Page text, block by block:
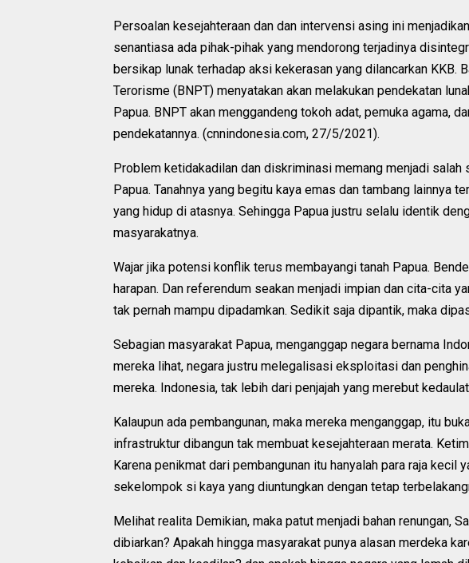
Persoalan kesejahteraan dan dan intervensi asing ini
senantiasa ada pihak-pihak yang mendorong terjadinya
bersikap lunak terhadap aksi kekerasan yang dilancarkan KKB.
Terorisme (BNPT) menyatakan akan melakukan pendekatan
Papua. BNPT akan menggandeng tokoh adat, pemuka agama,
pendekatannya. (cnnindonesia.com, 27/5/2021).
Problem ketidakadilan dan diskriminasi memang menjadi
Papua. Tanahnya yang begitu kaya emas dan tambang lainnya
yang hidup di atasnya. Sehingga Papua justru selalu identik
masyarakatnya.
Wajar jika potensi konflik terus membayangi tanah Papua.
harapan. Dan referendum seakan menjadi impian dan cita-cita
tak pernah mampu dipadamkan. Sedikit saja dipantik, maka
Sebagian masyarakat Papua, menganggap negara bernama
mereka lihat, negara justru melegalisasi eksploitasi dan
mereka. Indonesia, tak lebih dari penjajah yang merebut
Kalaupun ada pembangunan, maka mereka menganggap, itu
infrastruktur dibangun tak membuat kesejahteraan merata.
Karena penikmat dari pembangunan itu hanyalah para raja kecil
sekelompok si kaya yang diuntungkan dengan tetap
Melihat realita Demikian, maka patut menjadi bahan renungan,
dibiarkan? Apakah hingga masyarakat punya alasan merdeka